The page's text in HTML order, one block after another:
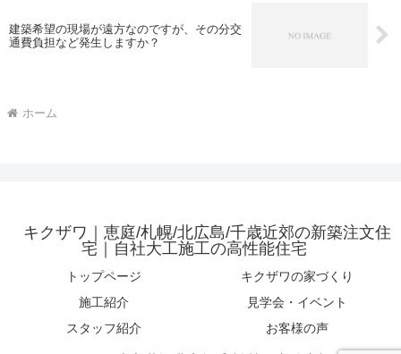
建築希望の現場が遠方なのですが、その分交
通費負担など発生しますか？
ホーム
キクザワ｜恵庭/札幌/北広島/千歳近郊の新築注文住
宅｜自社大工施工の高性能住宅
トップページ
キクザワの家づくり
施工紹介
見学会・イベント
スタッフ紹介
お客様の声